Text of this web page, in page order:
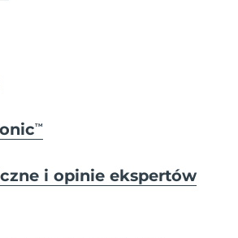
TM
i opinie ekspertów